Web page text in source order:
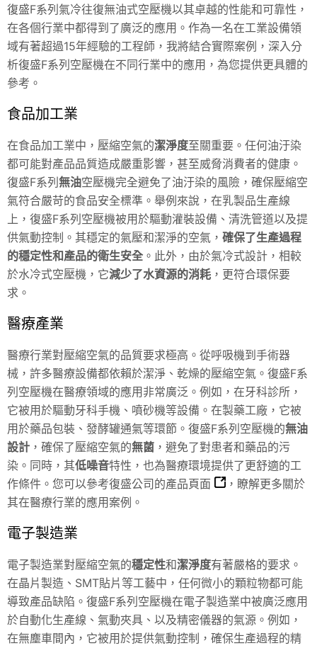
復盛F系列氣冷往復無油式空壓機以其卓越的性能和可靠性，
在各個行業中都得到了廣泛的應用。作為一名在工業設備領
域有著超過15年經驗的工程師，我將結合實際案例，深入分
析復盛F系列空壓機在不同行業中的應用，為您提供更具體的
參考。
食品加工業
在食品加工業中，壓縮空氣的潔淨度至關重要。任何油汙染
都可能對產品品質造成嚴重影響，甚至威脅消費者的健康。
復盛F系列 無油空壓機完全避免了油汙染的風險，確保壓縮空
氣符合嚴苛的食品安全標準。舉例來說，在乳製品生產線
上，復盛F系列空壓機被用於驅動灌裝設備、清洗管道以及提
供氣動控制。其穩定的氣壓和潔淨的空氣， 確保了生產過程
的穩定性和產品的衛生安全 。此外，由於氣冷式設計，相較
於水冷式空壓機，它減少了水資源的消耗 ，更符合環保要
求。
醫療產業
醫療行業對壓縮空氣的品質要求極高。從呼吸機到手術器
械，許多醫療設備都依賴於潔淨、乾燥的壓縮空氣。復盛F系
列空壓機在醫療領域的應用非常廣泛。例如，在牙科診所，
它被用於驅動牙科手機、噴砂機等設備。在製藥工廠，它被
用於藥品包裝、發酵罐通氣等環節。復盛F系列空壓機的無油
設計 ，確保了壓縮空氣的無菌 ，避免了對患者和藥品的污
染。同時，其低噪音特性，也為醫療環境提供了更舒適的工
作條件。您可以參考復盛公司的產品頁面
，瞭解更多關於
其在醫療行業的應用案例。
電子製造業
電子製造業對壓縮空氣的穩定性和潔淨度有著嚴格的要求。
在晶片製造、SMT貼片等工藝中，任何微小的顆粒物都可能
導致產品缺陷。復盛F系列空壓機在電子製造業中被廣泛應用
於自動化生產線、氣動夾具、以及精密儀器的氣源。例如，
在無塵車間內，它被用於提供氣動控制，確保生產過程的精